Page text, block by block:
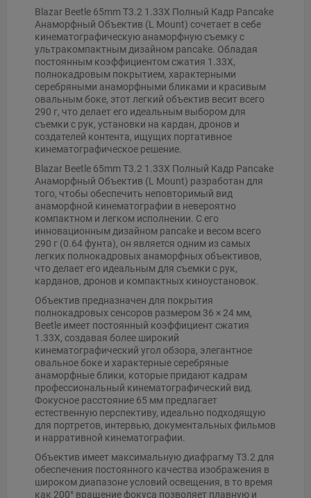
Blazar Beetle 65mm T3.2 1.33X Полный Кадр Pancake
Анаморфный Объектив (L Mount) сочетает в себе
кинематографическую анаморфную съемку с
ультракомпактным дизайном pancake. Обладая
постоянным коэффициентом сжатия 1.33X,
полнокадровым покрытием, характерными
серебряными анаморфными бликами и красивым
овальным боке, этот легкий объектив весит всего
290 г, что делает его идеальным выбором для
съемки с рук, установки на кардан, дронов и
создателей контента, ищущих портативное
кинематографическое решение.
Blazar Beetle 65mm T3.2 1.33X Полный Кадр Pancake
Анаморфный Объектив (L Mount) разработан для
того, чтобы обеспечить неповторимый вид
анаморфной кинематографии в невероятно
компактном и легком исполнении. С его
инновационным дизайном pancake и весом всего
290 г (0.64 фунта), он является одним из самых
легких полнокадровых анаморфных объективов,
что делает его идеальным для съемки с рук,
карданов, дронов и компактных киноустановок.
Объектив предназначен для покрытия
полнокадровых сенсоров размером 36 × 24 мм,
Beetle имеет постоянный коэффициент сжатия
1.33X, создавая более широкий
кинематографический угол обзора, элегантное
овальное боке и характерные серебряные
анаморфные блики, которые придают кадрам
профессиональный кинематографический вид.
Фокусное расстояние 65 мм предлагает
естественную перспективу, идеально подходящую
для портретов, интервью, документальных фильмов
и нарративной кинематографии.
Объектив имеет максимальную диафрагму T3.2 для
обеспечения постоянного качества изображения в
широком диапазоне условий освещения, в то время
как 200° вращение фокуса позволяет плавную и